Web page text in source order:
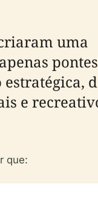
uma
pontes
estratégica,
e
que: